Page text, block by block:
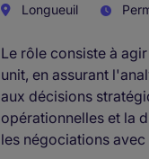
Longueuil
Le rôle consiste à
unit, en assurant
aux décisions
opérationnelles et la
les négociations